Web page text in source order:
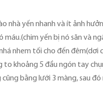
nhà yến nhanh và ít ảnh
yến bị nó săn và
nhem tối cho đến
khoảng 5 đầu ngón tay
bằng lưới 3 màng, sau